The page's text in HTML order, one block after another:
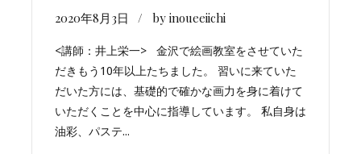
2020年8月3日 by inoueeiichi
<講師：井上栄一> 金沢で絵画教室をさせていた
だきもう10年以上たちました。 習いに来ていた
だいた方には、基礎的で確かな画力を身に着けて
いただくことを中心に指導しています。 私自身は
油彩、パステ...